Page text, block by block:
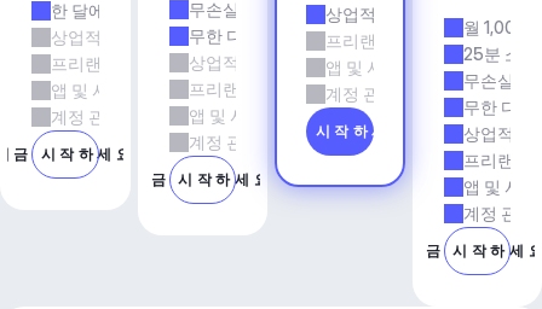
한 달에 5회 다운로드
상업적 사용
프리랜서 및 에이전시 업무
앱 및 서비스
계정 관리자 지원
금 시작하세요
무손실 품질
무한 다운로드
상업적 사용
프리랜서 및 에이전시 업무
앱 및 서비스
계정 관리자 지원
지금 시작하세요
상업적 사용
프리랜서 및 에이전시 업무
앱 및 서비스
계정 관리자 지원
지금 시작하세요
월 1,000
25분 소요
무손실 품
무한 다운
상업적 사
프리랜서
앱 및 서비
계정 관리
지금 시작하세